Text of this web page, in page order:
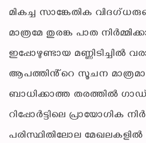
മികച്ച സാങ്കേതിക
മാത്രമേ തുരങ്ക പാത
ഇപ്പോഴുണ്ടായ മണ്ണിടിച്ചിൽ
ആപത്തിൻ്റെ സൂചന
ബാധിക്കാത്ത തരത്തിൽ
റിപ്പോർട്ടിലെ പ്രായോഗിക
പരിസ്ഥിതിലോല മേഖലകളിൽ